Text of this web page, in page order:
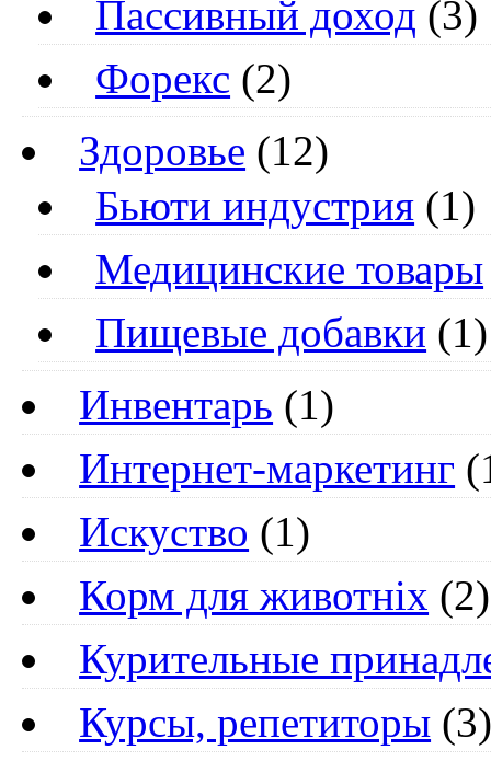
Пассивный доход (3)
Форекс (2)
Здоровье (12)
Бьюти индустрия (1)
Медицинские товары
Пищевые добавки (1)
Инвентарь (1)
Интернет-маркетинг
Искуство (1)
Корм для животніх (2)
Курительные
Курсы, репетиторы